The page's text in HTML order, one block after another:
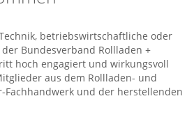
betriebswirtschaftliche oder
Bundesverband Rollladen +
hoch engagiert und wirkungsvoll
aus dem Rollladen- und
Fachhandwerk und der herstellenden